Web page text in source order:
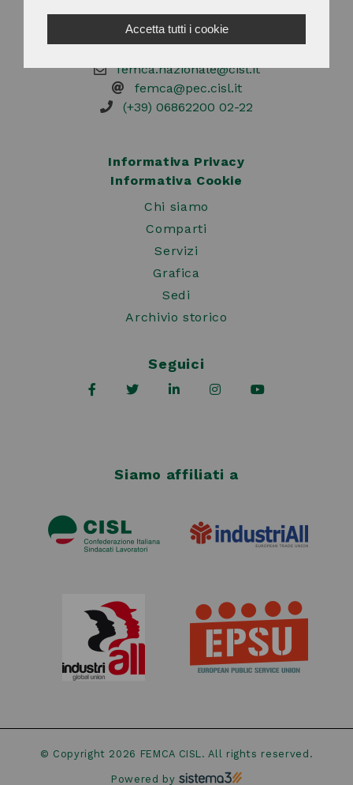
Accetta tutti i cookie
Contattaci
femca.nazionale@cisl.it
femca@pec.cisl.it
(+39) 06862200 02-22
Informativa Privacy
Informativa Cookie
Chi siamo
Comparti
Servizi
Grafica
Sedi
Archivio storico
Seguici
Siamo affiliati a
© Copyright 2026 FEMCA CISL. All rights reserved.
Powered by